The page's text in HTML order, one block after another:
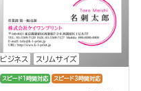
ビジネス スリムサイズ
スピード1時間対応 スピード3時間対応